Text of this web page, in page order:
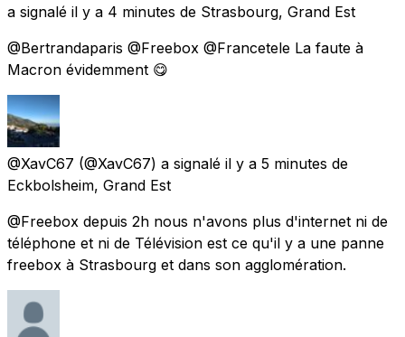
a signalé il y a 4 minutes de Strasbourg, Grand Est
@Bertrandaparis @Freebox @Francetele La faute à
Macron évidemment 😋
@XavC67 (@XavC67) a signalé il y a 5 minutes de
Eckbolsheim, Grand Est
@Freebox depuis 2h nous n'avons plus d'internet ni de
téléphone et ni de Télévision est ce qu'il y a une panne
freebox à Strasbourg et dans son agglomération.